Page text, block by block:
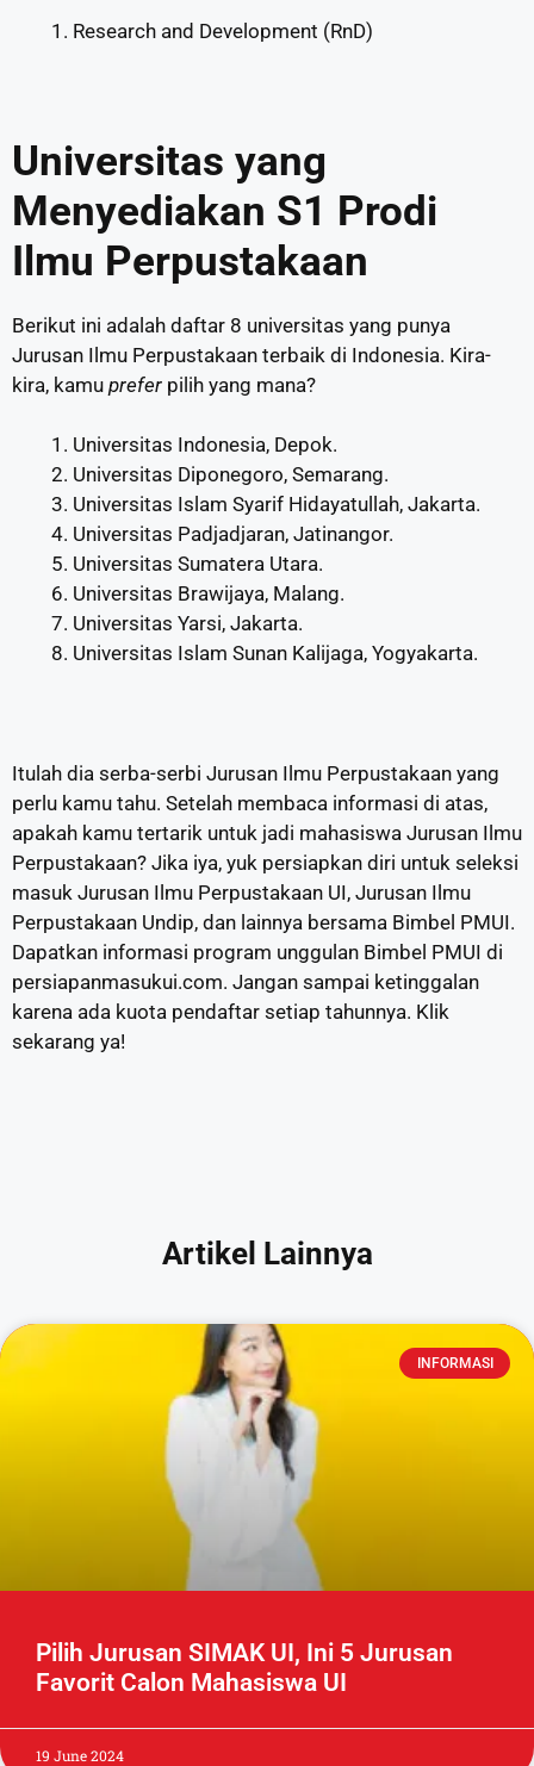
Research and Development (RnD)
Universitas yang
Menyediakan S1 Prodi
Ilmu Perpustakaan
Berikut ini adalah daftar 8 universitas yang punya
Jurusan Ilmu Perpustakaan terbaik di Indonesia. Kira-
kira, kamu prefer pilih yang mana?
Universitas Indonesia, Depok.
Universitas Diponegoro, Semarang.
Universitas Islam Syarif Hidayatullah, Jakarta.
Universitas Padjadjaran, Jatinangor.
Universitas Sumatera Utara.
Universitas Brawijaya, Malang.
Universitas Yarsi, Jakarta.
Universitas Islam Sunan Kalijaga, Yogyakarta.
Itulah dia serba-serbi Jurusan Ilmu Perpustakaan yang
perlu kamu tahu. Setelah membaca informasi di atas,
apakah kamu tertarik untuk jadi mahasiswa Jurusan Ilmu
Perpustakaan? Jika iya, yuk persiapkan diri untuk seleksi
masuk Jurusan Ilmu Perpustakaan UI, Jurusan Ilmu
Perpustakaan Undip, dan lainnya bersama Bimbel PMUI.
Dapatkan informasi program unggulan Bimbel PMUI di
persiapanmasukui.com. Jangan sampai ketinggalan
karena ada kuota pendaftar setiap tahunnya. Klik
sekarang ya!
Artikel Lainnya
INFORMASI
Pilih Jurusan SIMAK UI, Ini 5 Jurusan
Favorit Calon Mahasiswa UI
19 June 2024